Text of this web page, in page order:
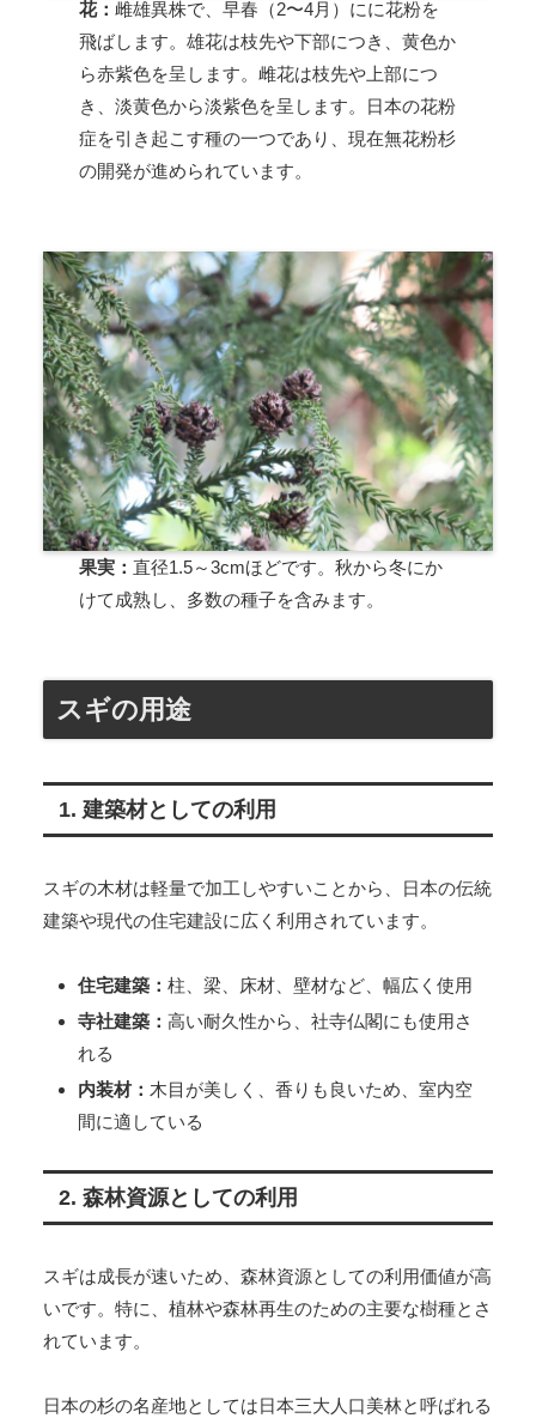
花：雌雄異株で、早春（2〜4月）にに花粉を
飛ばします。雄花は枝先や下部につき、黄色か
ら赤紫色を呈します。雌花は枝先や上部につ
き、淡黄色から淡紫色を呈します。日本の花粉
症を引き起こす種の一つであり、現在無花粉杉
の開発が進められています。
果実：直径1.5～3cmほどです。秋から冬にか
けて成熟し、多数の種子を含みます。
スギの用途
1. 建築材としての利用
スギの木材は軽量で加工しやすいことから、日本の伝統
建築や現代の住宅建設に広く利用されています。
住宅建築： 柱、梁、床材、壁材など、幅広く使用
寺社建築： 高い耐久性から、社寺仏閣にも使用さ
れる
内装材： 木目が美しく、香りも良いため、室内空
間に適している
2. 森林資源としての利用
スギは成長が速いため、森林資源としての利用価値が高
いです。特に、植林や森林再生のための主要な樹種とさ
れています。
日本の杉の名産地としては日本三大人口美林と呼ばれる